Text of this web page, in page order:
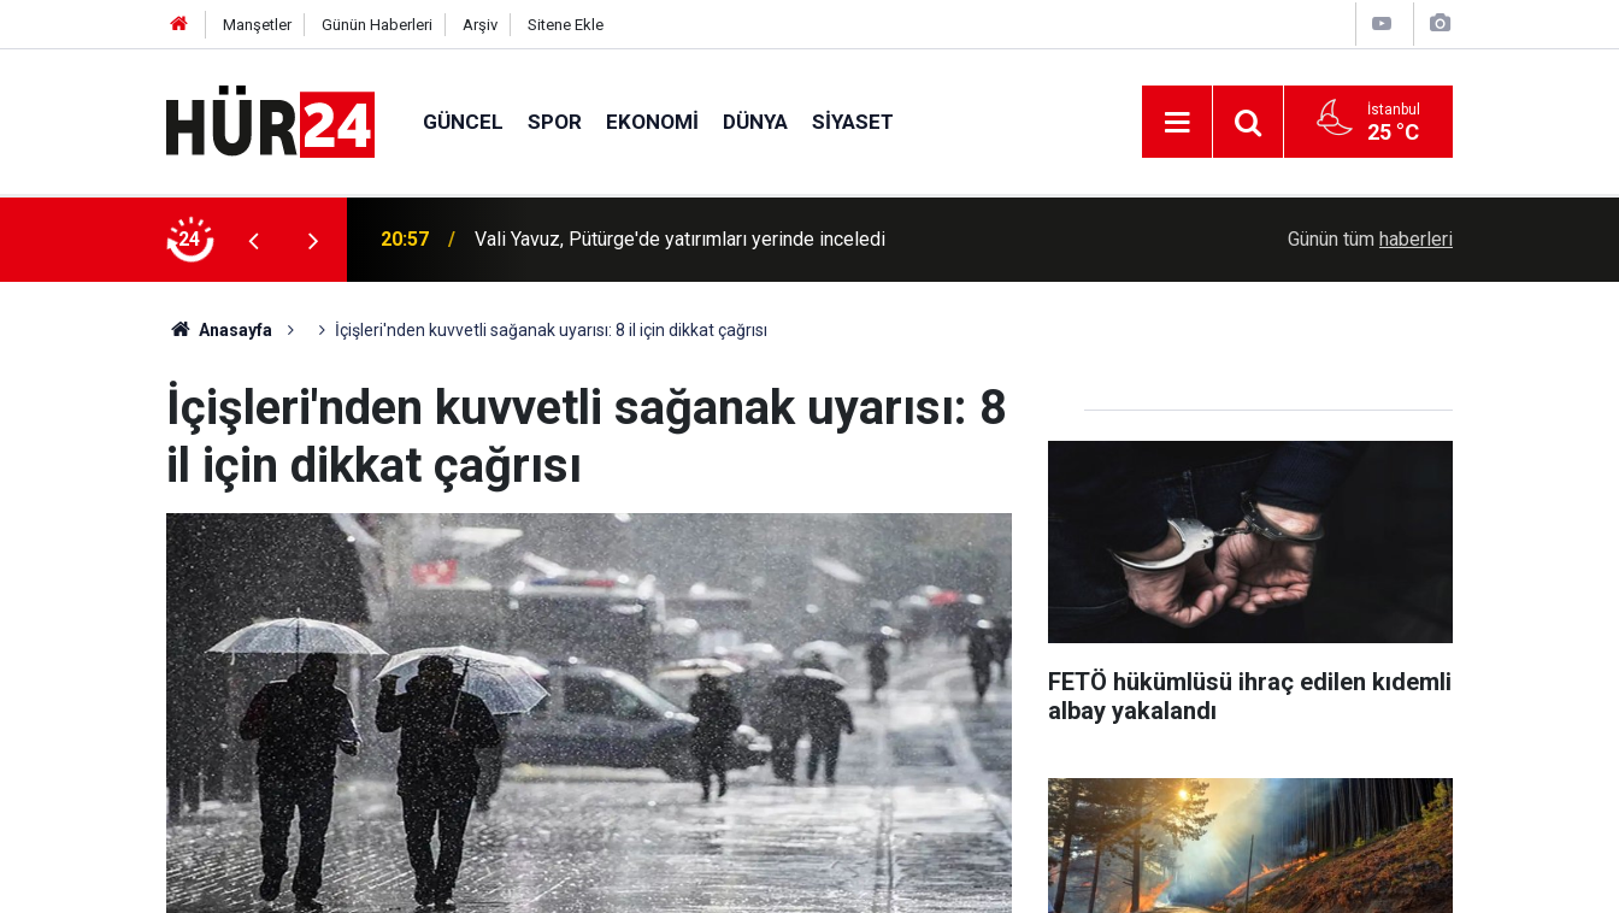
Manşetler Günün Haberleri Arşiv Sitene Ekle
GÜNCEL SPOR EKONOMI DÜNYA SIYASET İstanbul
25 °C
24 20:57 Vali Yavuz, Pütürge'de yatırımları yerinde inceledi Günün tüm haberleri
Anasayfa İçişleri'nden kuvvetli sağanak uyarısı: 8 il için dikkat çağrısı
İçişleri'nden kuvvetli sağanak uyarısı: 8
il için dikkat çağrısı
FETÖ hükümlüsü ihraç edilen kıdemli
albay yakalandı